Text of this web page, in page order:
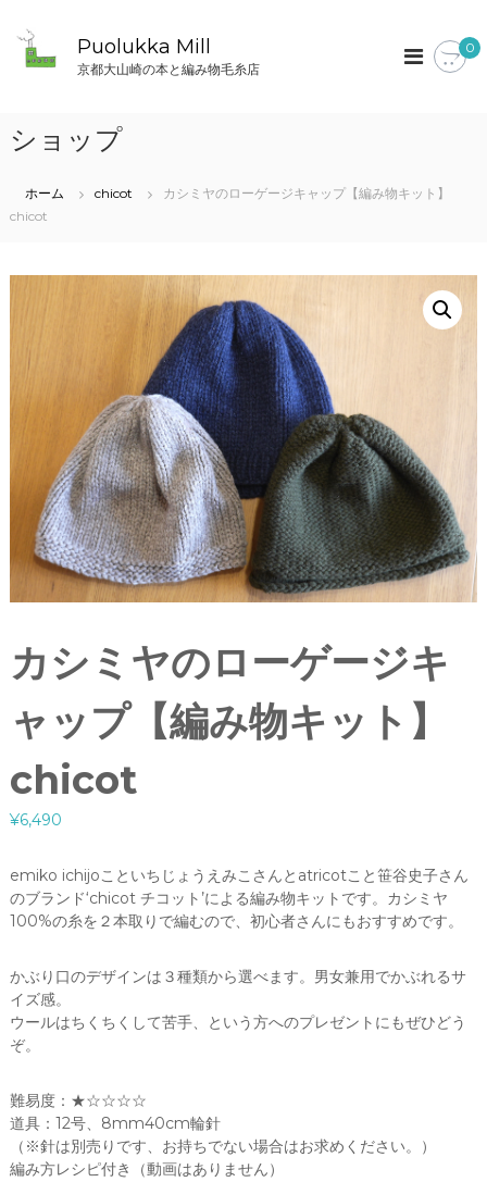
プ
Puolukka Mill
京都大山崎の本と編み物毛糸店
0
ショップ
ホーム chicot
カシミヤのローゲージキャップ【編み物キット】
chicot
カシミヤのローゲージキ
ャップ【編み物キット】
chicot
¥6,490
emiko ichijoこといちじょうえみこさんとatricotこと笹谷史子さん
のブランド‘chicot チコット’による編み物キットです。カシミヤ
100%の糸を２本取りで編むので、初心者さんにもおすすめです。
かぶり口のデザインは３種類から選べます。男女兼用でかぶれるサ
イズ感。
ウールはちくちくして苦手、という方へのプレゼントにもぜひどう
ぞ。
難易度：★☆☆☆☆
道具：12号、8mm40cm輪針
（※針は別売りです、お持ちでない場合はお求めください。）
編み方レシピ付き（動画はありません）